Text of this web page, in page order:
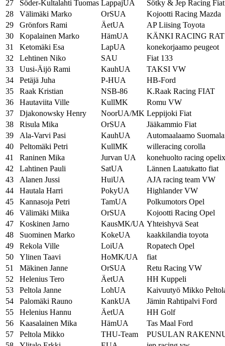
27
Söder-Kultalahti Tuomas LappajUA
Sötky & Jep Racing Fiat
28
Välimäki Marko OrSUA
Kojootti Racing Mazda
29
Grönfors Rami ÄetUA
AP Liising Toyota
30
Kopalainen Marko HämUA
KÄNKI RACING
31
Ketomäki Esa LapUA
konekorjaamo peugeot
32
Lehtinen Niko SAU
Fiat 133
33
Uusi-Äijö Rami KauhUA
TAKSI VW
34
Petäjä Juha P-HUA
HB-Ford
35
Raak Kristian NSB-86
K.Raak Racing FIAT
36
Hautaviita Ville KullMK
Romu VW
37
Djakonowsky Henry NoorUA/MK Leppijoki Fiat
38
Risula Mika OrSUA
Jääkammio Fiat
39
Ala-Varvi Pasi KauhUA
Automaalaamo
40
Peltomäki Petri KullMK
willeracing corolla
41
Raninen Mika Jurvan UA
konehuolto racing opelix
42
Lahtinen Pauli SatUA
Lännen Laatukatto fiat
43
Alanen Jussi HuiUA
AJA racing team VW
44
Hautala Harri PokyUA
Highlander VW
45
Kannasoja Petri TamUA
Polkumotors Opel
46
Välimäki Miika OrSUA
Kojootti Racing Opel
47
Koskinen Jarno KausMK/UA Yhteishyvä Seat
48
Suominen Marko KokeUA
kaakkilandia toyota
49
Rekola Ville LoiUA
Ropatech Opel
50
Ylinen Taavi HoMK/UA
fiat
51
Mäkinen Janne OrSUA
Retu Racing VW
52
Helenius Tero ÄetUA
HH Kuppeli
53
Peltola Janne LohUA
Kaivuutyö Mikko
54
Palomäki Rauno KankUA
Jämin Rahtipalvi Ford
55
Helenius Hannu ÄetUA
HH Golf
56
Kaasalainen Mika HämUA
Tas Maal Ford
57
Peltola Mikko THU-Team
PUSULAN